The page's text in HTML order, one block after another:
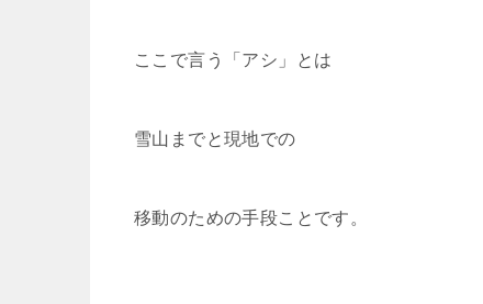
ここで言う「アシ」とは
雪山までと現地での
移動のための手段ことです。